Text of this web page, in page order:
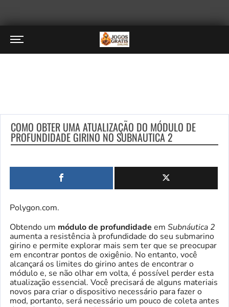
COMO OBTER UMA ATUALIZAÇÃO DO MÓDULO DE
PROFUNDIDADE GIRINO NO SUBNAUTICA 2
Polygon.com.
Obtendo um módulo de profundidade em Subnáutica 2
aumenta a resistência à profundidade do seu submarino
girino e permite explorar mais sem ter que se preocupar
em encontrar pontos de oxigênio. No entanto, você
alcançará os limites do girino antes de encontrar o
módulo e, se não olhar em volta, é possível perder esta
atualização essencial. Você precisará de alguns materiais
novos para criar o dispositivo necessário para fazer o
mod, portanto, será necessário um pouco de coleta antes